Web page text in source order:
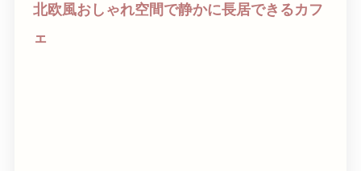
北欧風おしゃれ空間で静かに長居できるカフ
ェ